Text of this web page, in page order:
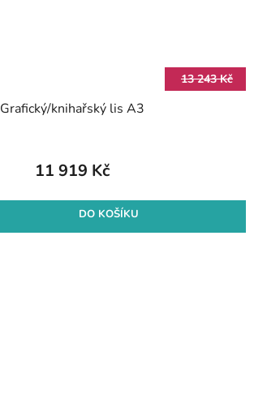
13 243 Kč
Grafický/knihařský lis A3
11 919 Kč
DO KOŠÍKU